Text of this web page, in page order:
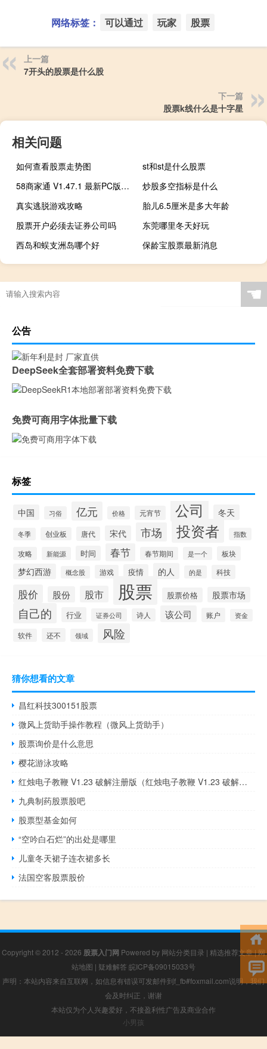
网络标签： 可以通过 玩家 股票
上一篇
7开头的股票是什么股
下一篇
股票k线什么是十字星
相关问题
如何查看股票走势图
st和st是什么股票
58商家通 V1.47.1 最新PC版（58商家通 V1.47.1 最新PC版功能简介）
炒股多空指标是什么
真实逃脱游戏攻略
胎儿6.5厘米是多大年龄
股票开户必须去证券公司吗
东莞哪里冬天好玩
西岛和蜈支洲岛哪个好
保龄宝股票最新消息
☚
公告
DeepSeek全套部署资料免费下载
免费可商用字体批量下载
标签
中国 习俗 亿元 价格 元宵节 公司 冬天
冬季 创业板 唐代 宋代 市场 投资者 指数
攻略 新能源 时间 春节 春节期间 是一个 板块
梦幻西游 概念股 游戏 疫情 的人 的是 科技
股价 股份 股市 股票 股票价格 股票市场
自己的 行业 证券公司 诗人 该公司 账户 资金
软件 还不 领域 风险
猜你想看的文章
昌红科技300151股票
微风上货助手操作教程（微风上货助手）
股票询价是什么意思
樱花游泳攻略
红烛电子教鞭 V1.23 破解注册版（红烛电子教鞭 V1.23 破解注册版功能简介）
九典制药股票股吧
股票型基金如何
“空吟白石烂”的出处是哪里
儿童冬天裙子连衣裙多长
法国空客股票股价
Copyright © 2012 - 2026 股票入门网 Powered by 网站分类目录 | 精选推荐文章|网
站地图 | 疑难解答 皖ICP备09015033号
声明：本站内容来自互联网，如信息有错误可发邮件到f_fb#foxmail.com说明，我们
会及时纠正，谢谢
本站仅为个人兴趣爱好，不接盈利性广告及商业合作
小男孩